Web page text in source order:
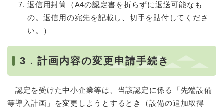
返信用封筒（A4の認定書を折らずに返送可能なも
の。返信用の宛先を記載し、切手を貼付してくださ
い。）
3．計画内容の変更申請手続き
認定を受けた中小企業等は、当該認定に係る「先端設備
等導入計画」を変更しようとするとき（設備の追加取得